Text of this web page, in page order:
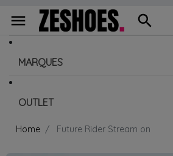
menu search
MARQUES
OUTLET
Home Future Rider Stream on